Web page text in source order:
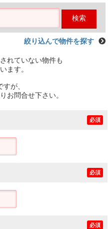
検索
絞り込んで物件を探す
れていない物件も
ます。
が、
お問合せ下さい。
必須
必須
必須